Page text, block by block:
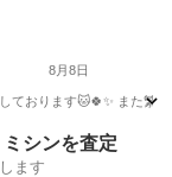
8月8日
おります🐱🍀✨️ また繁
ミシンを査定
ます